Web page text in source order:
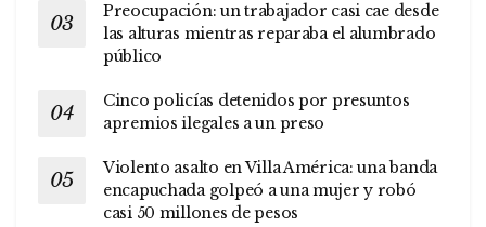
Preocupación: un trabajador casi cae desde
las alturas mientras reparaba el alumbrado
público
Cinco policías detenidos por presuntos
apremios ilegales a un preso
Violento asalto en Villa América: una banda
encapuchada golpeó a una mujer y robó
casi 50 millones de pesos